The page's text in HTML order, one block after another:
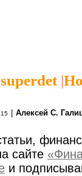
|
Алексей С.
сайте
и